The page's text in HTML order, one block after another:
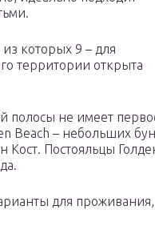
которых 9 – для
территории открыта
полосы не имеет
Beach – небольших
Кост. Постояльцы
для